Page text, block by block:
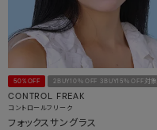
50%OFF 2BUY10％OFF 3BUY15％OFF対象
CONTROL FREAK
コントロールフリーク
フォックスサングラス